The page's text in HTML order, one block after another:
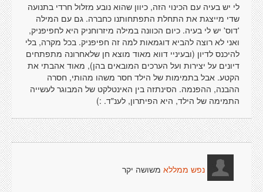
לי יש בעיה עם הכינוי הזה, כיוון שהוא נובע מזלול חרדי בתנועה
שדי מייצגת את התחלת התפתחותנו כחברה. גם עם המילה
'דוס' יש לי בעיה. כיום הכוונה במילה מיזרוחניק היא לחפיפניק,
ואני לא רוצה להביא דוגמאות למה זה חפיפניק. בכל מקרה, בלי
להיכנס לדיון (ובעיניי דווא מאוד מוצא חן שלאחרונה מתפתחים
דיונים על יצירות ועל הערכים המובאים בהן), מאוד אהבתי את
הקטע. אבל בתמימות של הילד חסר משהו מהותי, חסרה
ההבנה, ההפנמה. הסינתזה בין האינטלקט של המבוגר לעשייה
התמימה של הילד, היא הפיתרון, לענ"ד. :)
נפש ממללא משושה יקר